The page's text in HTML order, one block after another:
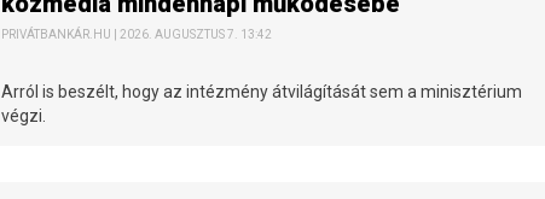
PRIVÁTBANKÁR.HU | 2026. AUGUSZTUS 7. 13:42
Arról is beszélt, hogy az intézmény átvilágítását sem a minisztérium
végzi.